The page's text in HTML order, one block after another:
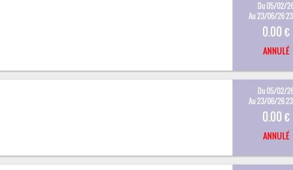
Du 05/02/
Au 23/06/26
0.00 €
ANNULÉ
Du 05/02/
Au 23/06/26
0.00 €
ANNULÉ